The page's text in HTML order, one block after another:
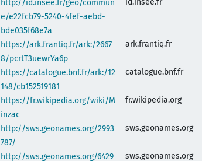
http://id.insee.fr/geo/commun
e/e22fcb79-5240-4fef-aebd-
bde035f68e7a
id.insee.fr
https://ark.frantiq.fr/ark:/2667
8/pcrtT3uewrYa6p
ark.frantiq.fr
https://catalogue.bnf.fr/ark:/12
148/cb152519181
catalogue.bnf.fr
https://fr.wikipedia.org/wiki/M
inzac
fr.wikipedia.org
http://sws.geonames.org/2993
787/
sws.geonames.org
http://sws.geonames.org/6429 sws.geonames.org